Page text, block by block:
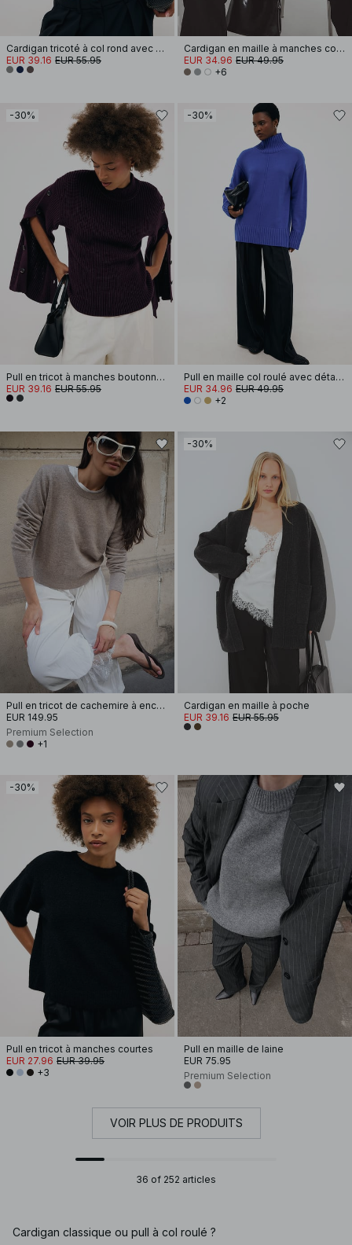
Cardigan tricoté à col rond avec boutons
EUR 39.16 EUR 55.95
Cardigan en maille à manches courtes
EUR 34.96 EUR 49.95
+6
-30%
Pull en tricot à manches boutonnées
EUR 39.16 EUR 55.95
-30%
Pull en maille col roulé avec détails de couture
EUR 34.96 EUR 49.95
+2
Pull en tricot de cachemire à encolure ronde
EUR 149.95
Premium Selection
+1
-30%
Cardigan en maille à poche
EUR 39.16 EUR 55.95
-30%
Pull en tricot à manches courtes
EUR 27.96 EUR 39.95
+3
Pull en maille de laine
EUR 75.95
Premium Selection
VOIR PLUS DE PRODUITS
36 of 252 articles
Cardigan classique ou pull à col roulé ?